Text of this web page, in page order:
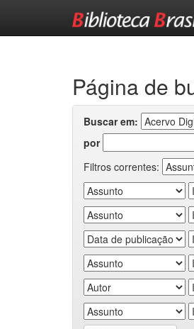
Página de
Buscar em:
por
Filtros correntes: